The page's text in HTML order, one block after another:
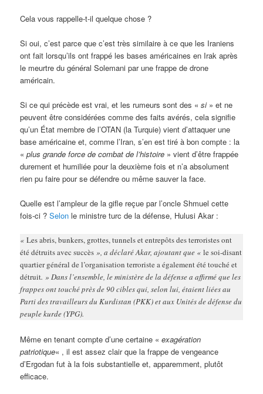
Cela vous rappelle-t-il quelque chose ?
Si oui, c’est parce que c’est très similaire à ce que les Iraniens
ont fait lorsqu’ils ont frappé les bases américaines en Irak après
le meurtre du général Solemani par une frappe de drone
américain.
Si ce qui précède est vrai, et les rumeurs sont des «si» et ne
peuvent être considérées comme des faits avérés, cela signifie
qu’un État membre de l’OTAN (la Turquie) vient d’attaquer une
base américaine et, comme l’Iran, s’en est tiré à bon compte : la
«plus grande force de combat de l’histoire » vient d’être frappée
durement et humiliée pour la deuxième fois et n’a absolument
rien pu faire pour se défendre ou même sauver la face.
Quelle est l’ampleur de la gifle reçue par l’oncle Shmuel cette
fois-ci ?Selon le ministre turc de la défense, Hulusi Akar :
«Les abris, bunkers, grottes, tunnels et entrepôts des terroristes ont
été détruits avec succès », a déclaré Akar, ajoutant que «le soi-disant
quartier général de l’organisation terroriste a également été touché et
détruit. » Dans l’ensemble, le ministère de la défense a affirmé que les
frappes ont touché près de 90 cibles qui, selon lui, étaient liées au
Parti des travailleurs du Kurdistan (PKK) et aux Unités de défense du
peuple kurde (YPG).
Même en tenant compte d’une certaine «exagération
patriotique« , il est assez clair que la frappe de vengeance
d’Ergodan fut à la fois substantielle et, apparemment, plutôt
efficace.